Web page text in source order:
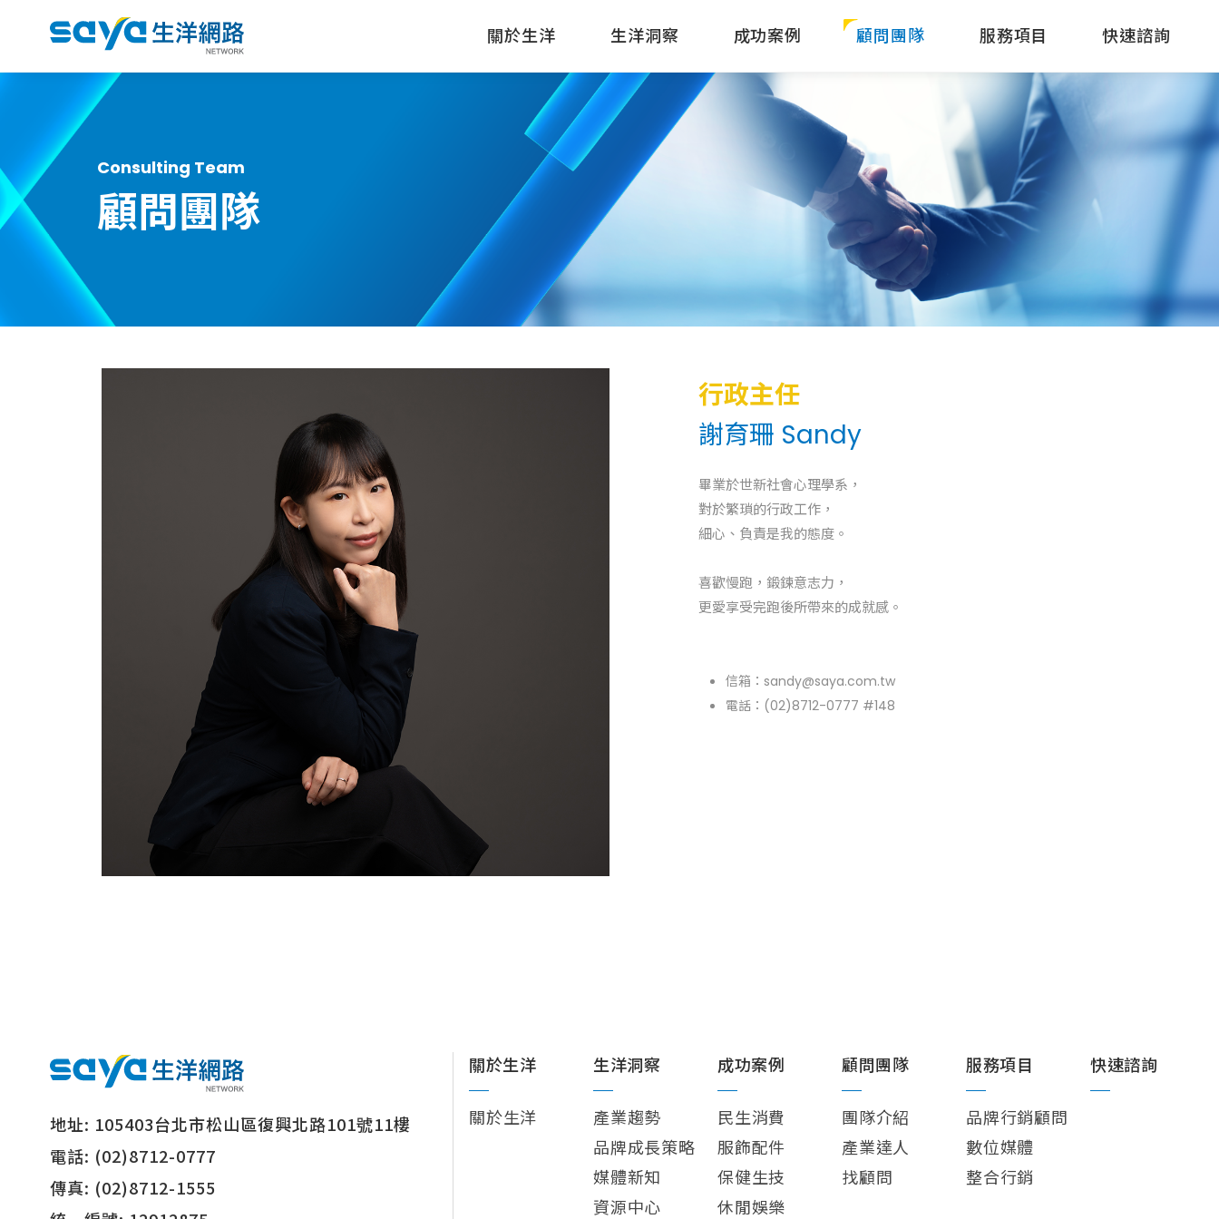
關於生洋 生洋洞察 成功案例 顧問團隊 服務項目 快速諮詢
Consulting Team
顧問團隊
行政主任
謝育珊 Sandy
畢業於世新社會心理學系，
對於繁瑣的行政工作，
細心、負責是我的態度。
喜歡慢跑，鍛鍊意志力，
更愛享受完跑後所帶來的成就感。
信箱： sandy@saya.com.tw
電話：(02)8712-0777 #148
地址: 105403台北市松山區復興北路101號11樓
電話: (02)8712-0777
傳真: (02)8712-1555
關於生洋
關於生洋
生洋洞察
產業趨勢
品牌成長策略
媒體新知
資源中心
成功案例
民生消費
服飾配件
保健生技
休閒娛樂
顧問團隊
團隊介紹
產業達人
找顧問
服務項目
品牌行銷顧問
數位媒體
整合行銷
快速諮詢